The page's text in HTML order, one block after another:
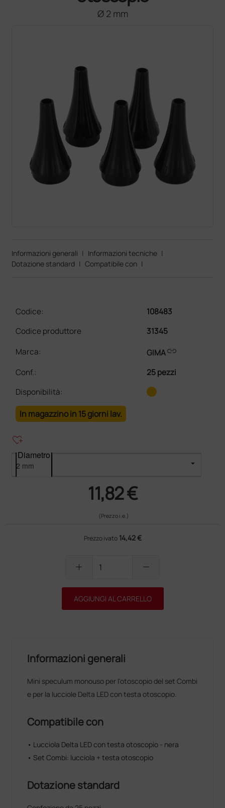
Ø 2 mm
Informazioni generali | Informazioni tecniche |
Dotazione standard | Compatibile con |
Codice:
108483
Codice produttore
31345
Marca:
GIMAlink
Conf.:
25 pezzi
Disponibilità:
In magazzino in 15 giorni lav.
heart_plus
Diametro
11,82 €
(Prezzo i.e.)
Prezzo ivato 14,42 €
add remove
AGGIUNGI AL CARRELLO
Informazioni generali
Mini speculum monouso per l'otoscopio del set Combi
e per la lucciole Delta LED con testa otoscopio.
Compatibile con
• Lucciola Delta LED con testa otoscopio - nera
• Set Combi: lucciola + testa otoscopio
Dotazione standard